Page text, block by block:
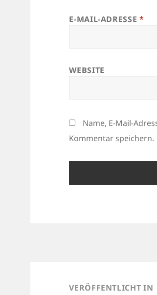
E-MAIL-ADRESSE *
WEBSITE
Name, E-Mail-
Kommentar speichern.
VERÖFFENTLICHT IN